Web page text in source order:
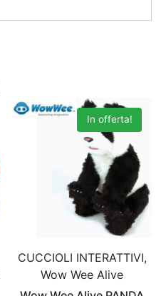
In offerta!
CUCCIOLI INTERATTIVI,
Wow Wee Alive